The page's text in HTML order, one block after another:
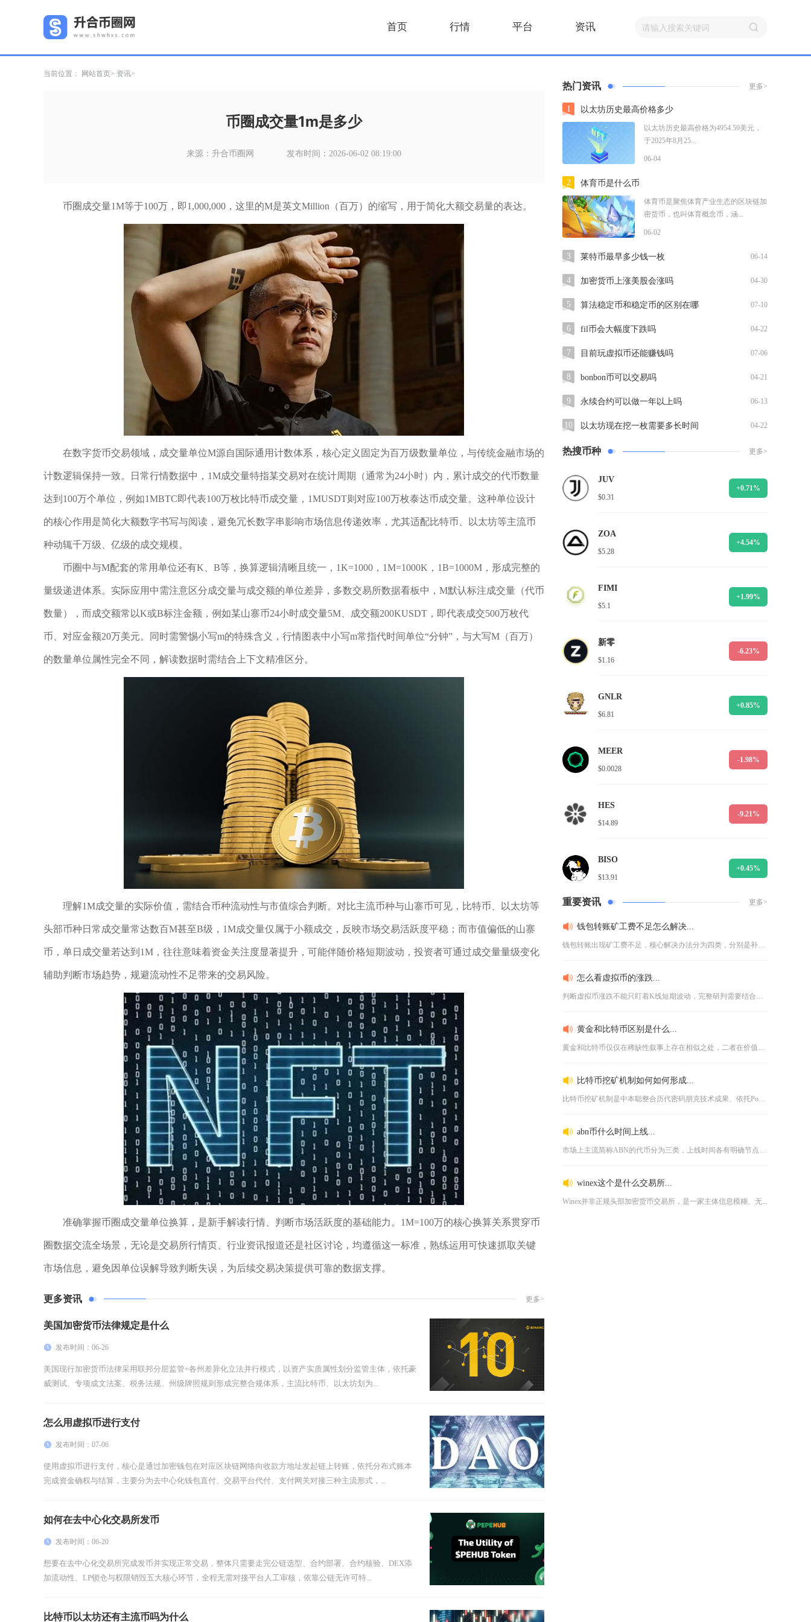
首页 行情 平台 资讯
当前位置： 网站首页 资讯
币圈成交量1m是多少
来源：升合币圈网 发布时间：2026-06-02 08:19:00
币圈成交量1M等于100万，即1,000,000，这里的M是英文Million（百万）的缩写，用于简化大额交易量的表达。
在数字货币交易领域，成交量单位M源自国际通用计数体系，核心定义固定为百万级数量单位，与传统金融市场的
计数逻辑保持一致。日常行情数据中，1M成交量特指某交易对在统计周期（通常为24小时）内，累计成交的代币数量
达到100万个单位，例如1MBTC即代表100万枚比特币成交量，1MUSDT则对应100万枚泰达币成交量。这种单位设计
的核心作用是简化大额数字书写与阅读，避免冗长数字串影响市场信息传递效率，尤其适配比特币、以太坊等主流币
种动辄千万级、亿级的成交规模。
币圈中与M配套的常用单位还有K、B等，换算逻辑清晰且统一，1K=1000，1M=1000K，1B=1000M，形成完整的
量级递进体系。实际应用中需注意区分成交量与成交额的单位差异，多数交易所数据看板中，M默认标注成交量（代币
数量），而成交额常以K或B标注金额，例如某山寨币24小时成交量5M、成交额200KUSDT，即代表成交500万枚代
币、对应金额20万美元。同时需警惕小写m的特殊含义，行情图表中小写m常指代时间单位“分钟”，与大写M（百万）
的数量单位属性完全不同，解读数据时需结合上下文精准区分。
理解1M成交量的实际价值，需结合币种流动性与市值综合判断。对比主流币种与山寨币可见，比特币、以太坊等
头部币种日常成交量常达数百M甚至B级，1M成交量仅属于小额成交，反映市场交易活跃度平稳；而市值偏低的山寨
币，单日成交量若达到1M，往往意味着资金关注度显著提升，可能伴随价格短期波动，投资者可通过成交量量级变化
辅助判断市场趋势，规避流动性不足带来的交易风险。
准确掌握币圈成交量单位换算，是新手解读行情、判断市场活跃度的基础能力。1M=100万的核心换算关系贯穿币
圈数据交流全场景，无论是交易所行情页、行业资讯报道还是社区讨论，均遵循这一标准，熟练运用可快速抓取关键
市场信息，避免因单位误解导致判断失误，为后续交易决策提供可靠的数据支撑。
更多资讯 更多>
美国加密货币法律规定是什么
发布时间：06-26
美国现行加密货币法律采用联邦分层监管+各州差异化立法并行模式，以资产实质属性划分监管主体，依托豪
威测试、专项成文法案、税务法规、州级牌照规则形成完整合规体系，主流比特币、以太坊划为...
怎么用虚拟币进行支付
发布时间：07-06
使用虚拟币进行支付，核心是通过加密钱包在对应区块链网络向收款方地址发起链上转账，依托分布式账本
完成资金确权与结算，主要分为去中心化钱包直付、交易平台代付、支付网关对接三种主流形式，...
如何在去中心化交易所发币
发布时间：06-20
想要在去中心化交易所完成发币并实现正常交易，整体只需要走完公链选型、合约部署、合约核验、DEX添
加流动性、LP锁仓与权限销毁五大核心环节，全程无需对接平台人工审核，依靠公链无许可特...
比特币以太坊还有主流币吗为什么
热门资讯 更多>
1 以太坊历史最高价格多少
以太坊历史最高价格为4954.59美元，
于2025年8月25...
06-04
2 体育币是什么币
体育币是聚焦体育产业生态的区块链加
密货币，也叫体育概念币，涵...
06-02
3 莱特币最早多少钱一枚 06-14
4 加密货币上涨美股会涨吗 04-30
5 算法稳定币和稳定币的区别在哪 07-10
6 fil币会大幅度下跌吗 04-22
7 目前玩虚拟币还能赚钱吗 07-06
8 bonbon币可以交易吗 04-21
9 永续合约可以做一年以上吗 06-13
10 以太坊现在挖一枚需要多长时间 04-22
热搜币种 更多>
JUV
$0.31
+0.71%
ZOA
$5.28
+4.54%
FIMI
$5.1
+1.99%
新零
$1.16
-6.23%
GNLR
$6.81
+0.85%
MEER
$0.0028
-1.98%
HES
$14.89
-9.21%
BISO
$13.91
+0.45%
重要资讯 更多>
钱包转账矿工费不足怎么解决...
钱包转账出现矿工费不足，核心解决办法分为四类，分别是补充对应...
怎么看虚拟币的涨跌...
判断虚拟币涨跌不能只盯着K线短期波动，完整研判需要结合宏观流...
黄金和比特币区别是什么...
黄金和比特币仅仅在稀缺性叙事上存在相似之处，二者在价值本源、...
比特币挖矿机制如何如何形成...
比特币挖矿机制是中本聪整合历代密码朋克技术成果、依托PoW工...
abn币什么时间上线...
市场上主流简称ABN的代币分为三类，上线时间各有明确节点，A...
winex这个是什么交易所...
Winex并非正规头部加密货币交易所，是一家主体信息模糊、无...